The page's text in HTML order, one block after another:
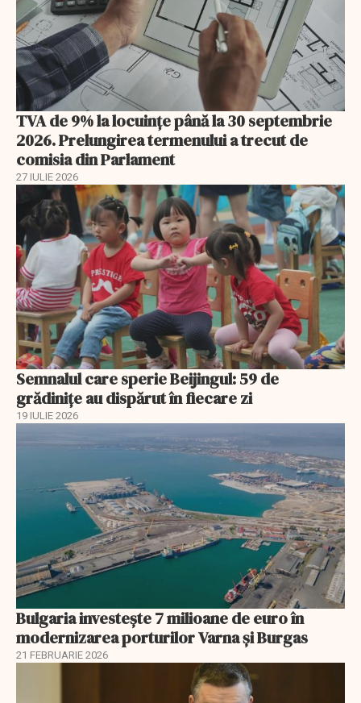
TVA de 9% la locuințe până la 30 septembrie
2026. Prelungirea termenului a trecut de
comisia din Parlament
27 IULIE 2026
Semnalul care sperie Beijingul: 59 de
grădinițe au dispărut în fiecare zi
19 IULIE 2026
Bulgaria investește 7 milioane de euro în
modernizarea porturilor Varna și Burgas
21 FEBRUARIE 2026